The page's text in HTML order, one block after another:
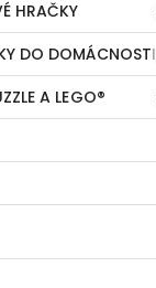
HRAČKY
DO DOMÁCNOSTI
A LEGO®